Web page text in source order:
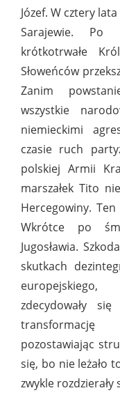
Józef. W cztery
Sarajewie. Po
krótkotrwałe
Słoweńców
Zanim
wszystkie
niemieckimi
czasie ruch
polskiej Armii
marszałek Tito
Hercegowiny.
Wkrótce po
Jugosławia.
skutkach
zdecydowały
pozostawiając
się, bo nie leżało
zwykle rozdzierały